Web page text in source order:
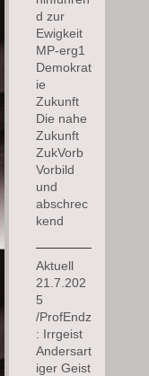
d zur
Ewigkeit
MP-erg1
Demokrat
ie
Zukunft
Die nahe
Zukunft
ZukVorb
Vorbild
und
abschrec
kend
Aktuell
21.7.202
5
/ProfEndz
: Irrgeist
Andersart
iger Geist